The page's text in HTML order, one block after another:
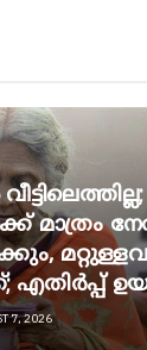
മാത്രം
എതിർപ്പ്
7, 2026